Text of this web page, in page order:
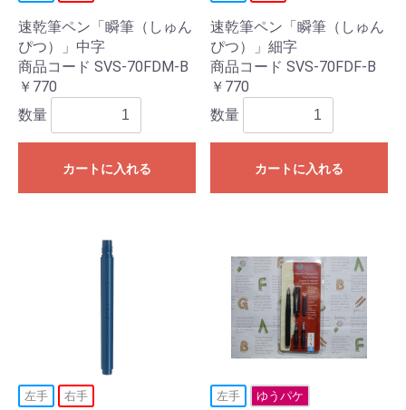
速乾筆ペン「瞬筆（しゅん
ぴつ）」中字
商品コード SVS-70FDM-B
￥770
数量
カートに入れる
速乾筆ペン「瞬筆（しゅん
ぴつ）」細字
商品コード SVS-70FDF-B
￥770
数量
カートに入れる
左手 右手 左手 ゆうパケ